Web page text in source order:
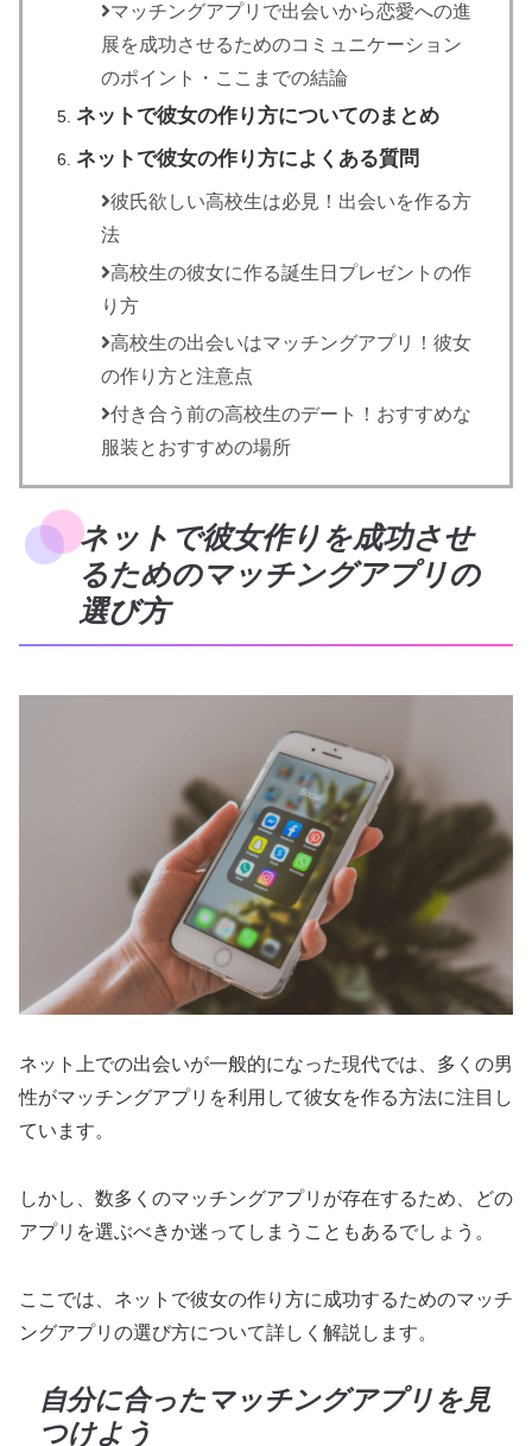
マッチングアプリで出会いから恋愛への進
展を成功させるためのコミュニケーション
のポイント・ここまでの結論
ネットで彼女の作り方についてのまとめ
ネットで彼女の作り方によくある質問
彼氏欲しい高校生は必見！出会いを作る方
法
高校生の彼女に作る誕生日プレゼントの作
り方
高校生の出会いはマッチングアプリ！彼女
の作り方と注意点
付き合う前の高校生のデート！おすすめな
服装とおすすめの場所
ネットで彼女作りを成功させ
るためのマッチングアプリの
選び方
ネット上での出会いが一般的になった現代では、多くの男
性がマッチングアプリを利用して彼女を作る方法に注目し
ています。
しかし、数多くのマッチングアプリが存在するため、どの
アプリを選ぶべきか迷ってしまうこともあるでしょう。
ここでは、ネットで彼女の作り方に成功するためのマッチ
ングアプリの選び方について詳しく解説します。
自分に合ったマッチングアプリを見
つけよう